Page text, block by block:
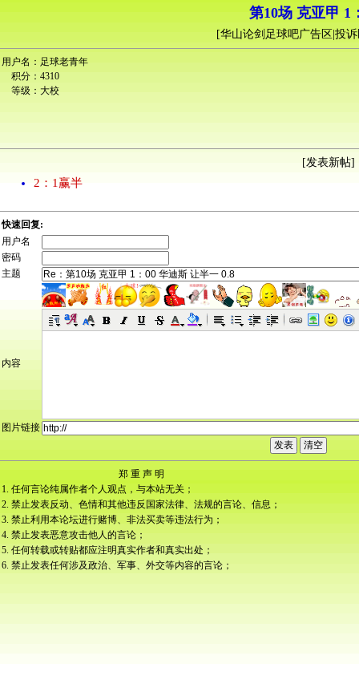
第10场 克亚甲 1
[华山论剑足球吧广告区|投
用户名： 足球老青年
积分： 4310
等级： 大校
[发表新帖]
2：1赢半
快速回复:
用户名
密码
主题
内容
图片链接
郑 重 声 明
1. 任何言论纯属作者个人观点，与本站无关；
2. 禁止发表反动、色情和其他违反国家法律、法规的言论、信息；
3. 禁止利用本论坛进行赌博、非法买卖等违法行为；
4. 禁止发表恶意攻击他人的言论；
5. 任何转载或转贴都应注明真实作者和真实出处；
6. 禁止发表任何涉及政治、军事、外交等内容的言论；